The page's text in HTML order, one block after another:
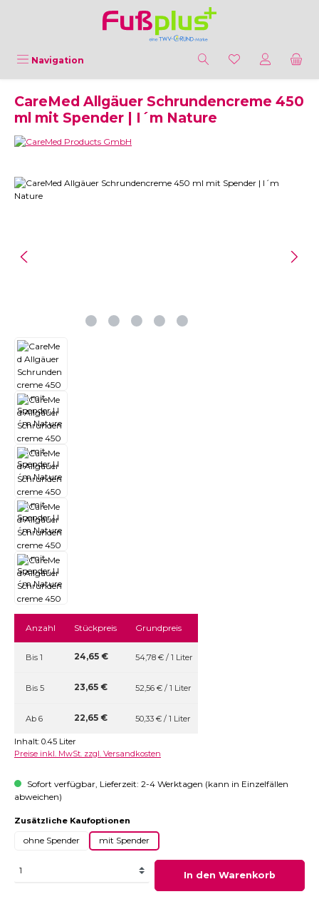
Zum Hauptinhalt springen
Navigation
CareMed Allgäuer Schrundencreme 450
ml mit Spender | I´m Nature
Bildergalerie überspringen
Anzahl Stückpreis Grundpreis
Bis 1 24,65 € 54,78 € / 1 Liter
Bis 5 23,65 € 52,56 € / 1 Liter
Ab 6 22,65 € 50,33 € / 1 Liter
Inhalt: 0.45 Liter
Preise inkl. MwSt. zzgl. Versandkosten
Sofort verfügbar, Lieferzeit: 2-4 Werktagen (kann in Einzelfällen
abweichen)
Zusätzliche Kaufoptionen
ohne Spender mit Spender
In den Warenkorb